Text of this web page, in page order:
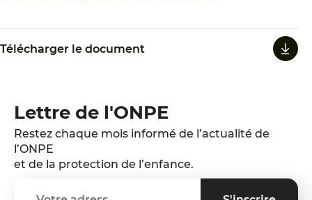
Télécharger le document
Lettre de l'ONPE
Restez chaque mois informé de l’actualité de
l’ONPE
et de la protection de l’enfance.